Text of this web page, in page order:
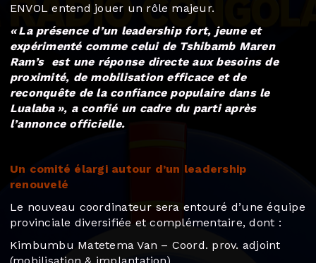
ENVOL entend jouer un rôle majeur.
« La présence d’un leadership fort, jeune et
expérimenté comme celui de Tshibamb Maren
Ram’s est une réponse directe aux besoins de
proximité, de mobilisation efficace et de
reconquête de la confiance populaire dans le
Lualaba », a confié un cadre du parti après
l’annonce officielle.
Un comité élargi autour d’un leadership
renouvelé
Le nouveau coordinateur sera entouré d’une équipe
provinciale diversifiée et complémentaire, dont :
Kimbumbu Matetema Van – Coord. prov. adjoint